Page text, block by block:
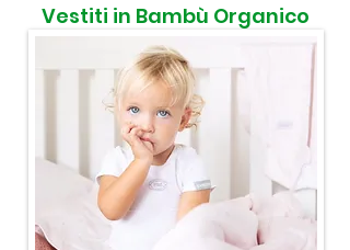
Vestiti in Bambù Organico